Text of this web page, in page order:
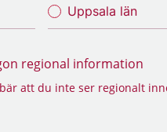
Uppsala län
regional information
att du inte ser regionalt